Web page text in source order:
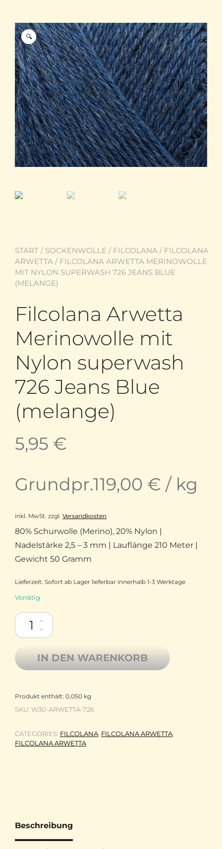
🔍
START / SOCKENWOLLE / FILCOLANA / FILCOLANA
ARWETTA / FILCOLANA ARWETTA MERINOWOLLE
MIT NYLON SUPERWASH 726 JEANS BLUE
(MELANGE)
Filcolana Arwetta
Merinowolle mit
Nylon superwash
726 Jeans Blue
(melange)
5,95 €
Grundpr.119,00 € / kg
inkl. MwSt. zzgl. Versandkosten
80% Schurwolle (Merino), 20% Nylon |
Nadelstärke 2,5 – 3 mm | Lauflänge 210 Meter |
Gewicht 50 Gramm
Lieferzeit: Sofort ab Lager lieferbar innerhalb 1-3 Werktage
Vorrätig
Filcolana Arwetta Merinowolle mit Nylon superwash 726 Jeans
IN DEN WARENKORB
Produkt enthält: 0,050 kg
SKU: W30-ARWETTA-726
CATEGORIES: FILCOLANA FILCOLANA ARWETTA
FILCOLANA ARWETTA
Beschreibung